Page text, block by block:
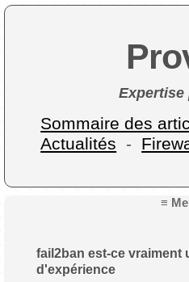
Expertise
Sommaire des
Actualités -
≡
fail2ban est-ce vraiment
d'expérience